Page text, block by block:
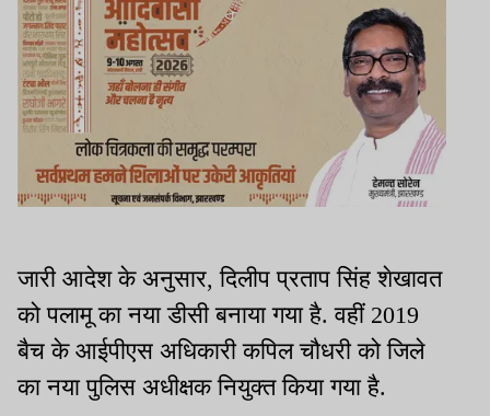
जारी आदेश के अनुसार, दिलीप प्रताप सिंह शेखावत
को पलामू का नया डीसी बनाया गया है. वहीं 2019
बैच के आईपीएस अधिकारी कपिल चौधरी को जिले
का नया पुलिस अधीक्षक नियुक्त किया गया है.